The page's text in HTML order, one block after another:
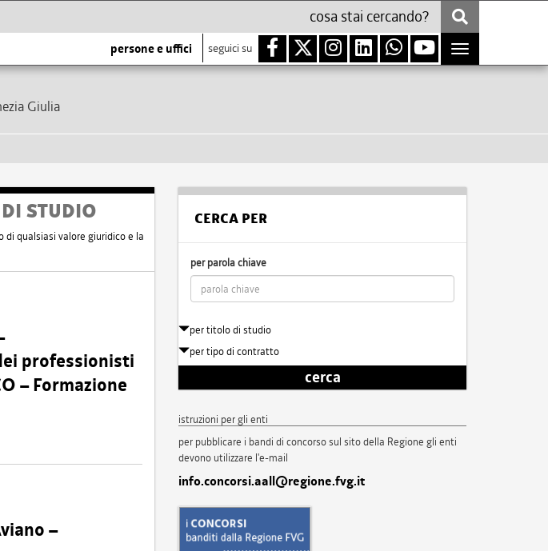
persone e uffici seguici su
Toggle
navigation
Giulia
STUDIO
qualsiasi valore giuridico e la
professionisti
– Formazione
–
CERCA PER
per parola chiave
per titolo di studio
per tipo di contratto
cerca
istruzioni per gli enti
per pubblicare i bandi di concorso sul sito della Regione gli enti
devono utilizzare l'e-mail
info.concorsi.aall@regione.fvg.it